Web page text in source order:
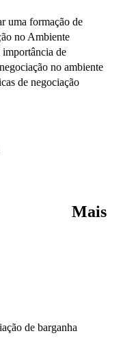
uma formação de
no Ambiente
de
no ambiente
de negociação
Mais
de barganha